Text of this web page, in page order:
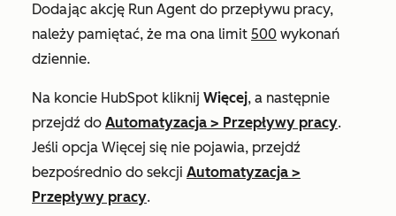
Dodając akcję Run Agent do przepływu pracy,
należy pamiętać, że ma ona limit 500 wykonań
dziennie.
Na koncie HubSpot kliknij Więcej, a następnie
przejdź do Automatyzacja > Przepływy pracy.
Jeśli opcja Więcej się nie pojawia, przejdź
bezpośrednio do sekcji Automatyzacja >
Przepływy pracy.